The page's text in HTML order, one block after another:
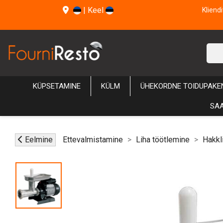
| Keel
KÜPSETAMINE KÜLM ÜHEKORDNE
Eelmine Ettevalmistamine Liha töötlemine